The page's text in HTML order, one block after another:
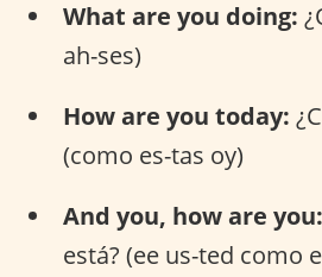
What are you doing:
ah-ses)
How are you today:
(como es-tas oy)
And you, how are you:
está? (ee us-ted como